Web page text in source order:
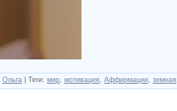
Ольга Теги: мир мотивация Аффирмации земная